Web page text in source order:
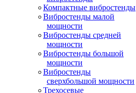
Компактные вибростенды
Вибростенды малой
мощности
Вибростенды средней
мощности
Вибростенды большой
мощности
Вибростенды
сверхбольшой мощности
Трехосевые